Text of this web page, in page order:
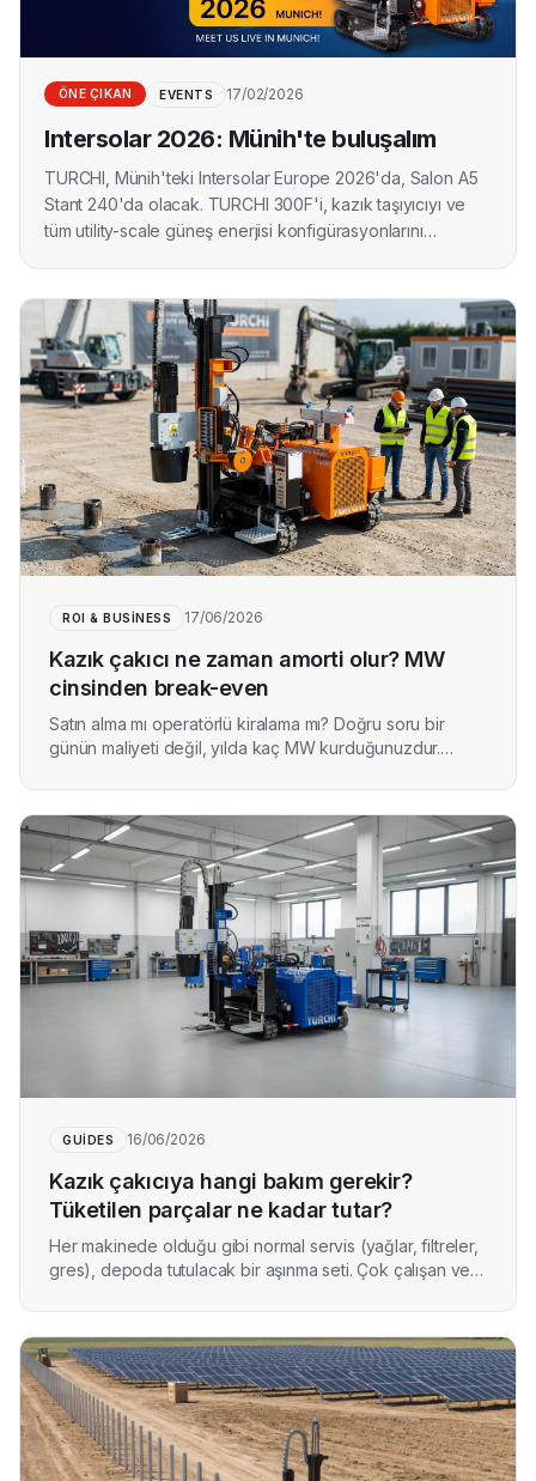
ÖNE ÇIKAN EVENTS 17/02/2026
Intersolar 2026: Münih'te buluşalım
TURCHI, Münih'teki Intersolar Europe 2026'da, Salon A5
Stant 240'da olacak. TURCHI 300F'i, kazık taşıyıcıyı ve
tüm utility-scale güneş enerjisi konfigürasyonlarını
ROI & BUSINESS 17/06/2026
Kazık çakıcı ne zaman amorti olur? MW
cinsinden break-even
Satın alma mı operatörlü kiralama mı? Doğru soru bir
günün maliyeti değil, yılda kaç MW kurduğunuzdur.
broşür rakamları olmadan; MW maliyeti zemin ve
kazıklarınıza bağlıdır.
GUIDES 16/06/2026
Kazık çakıcıya hangi bakım gerekir?
Tüketilen parçalar ne kadar tutar?
Her makinede olduğu gibi normal servis (yağlar, filtreler,
gres), depoda tutulacak bir aşınma seti. Çok çalışan ve
yaklaşık 7.000 € harcar. TURCHI 300F rutin bakımında ve
yedek parça setinde neler var?